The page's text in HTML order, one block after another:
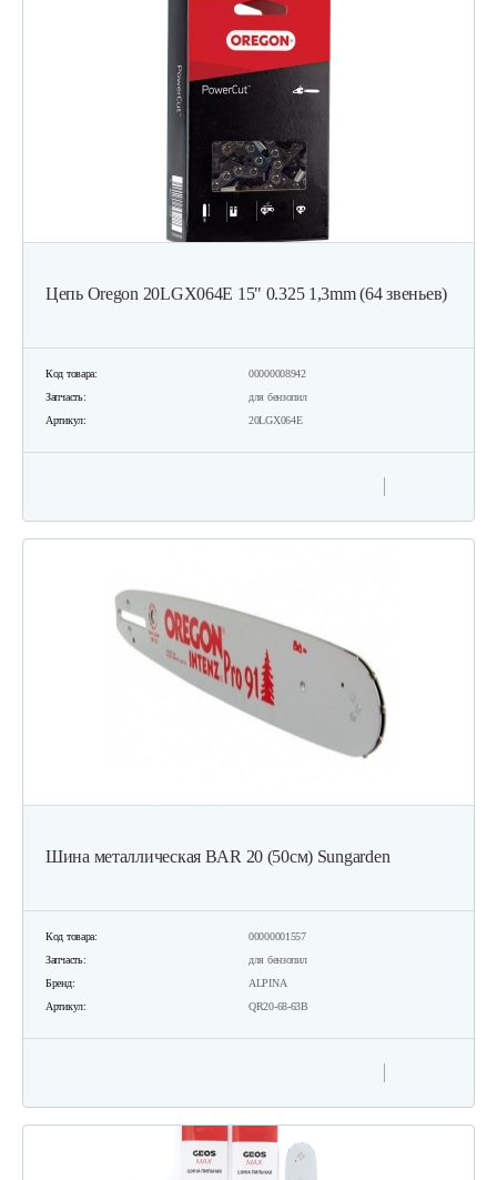
Цепь Oregon 20LGX064E 15" 0.325 1,3mm (64 звеньев)
Код товара:
00000008942
Запчасть:
для бензопил
Артикул:
20LGX064E
Шина металлическая BAR 20 (50см) Sungarden
Код товара:
00000001557
Запчасть:
для бензопил
Бренд:
ALPINA
Артикул:
QR20-68-63B